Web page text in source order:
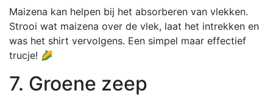
Maizena kan helpen bij het absorberen van vlekken.
Strooi wat maizena over de vlek, laat het intrekken en
was het shirt vervolgens. Een simpel maar effectief
trucje! 🌽
7. Groene zeep